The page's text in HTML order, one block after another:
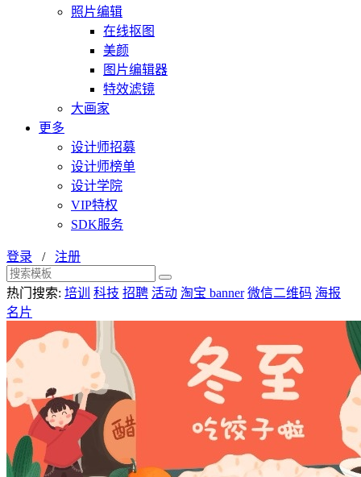
照片编辑
在线抠图
美颜
图片编辑器
特效滤镜
大画家
更多
设计师招募
设计师榜单
设计学院
VIP特权
SDK服务
登录 / 注册
热门搜索: 培训 科技 招聘 活动 淘宝 banner 微信二维码 海报
名片